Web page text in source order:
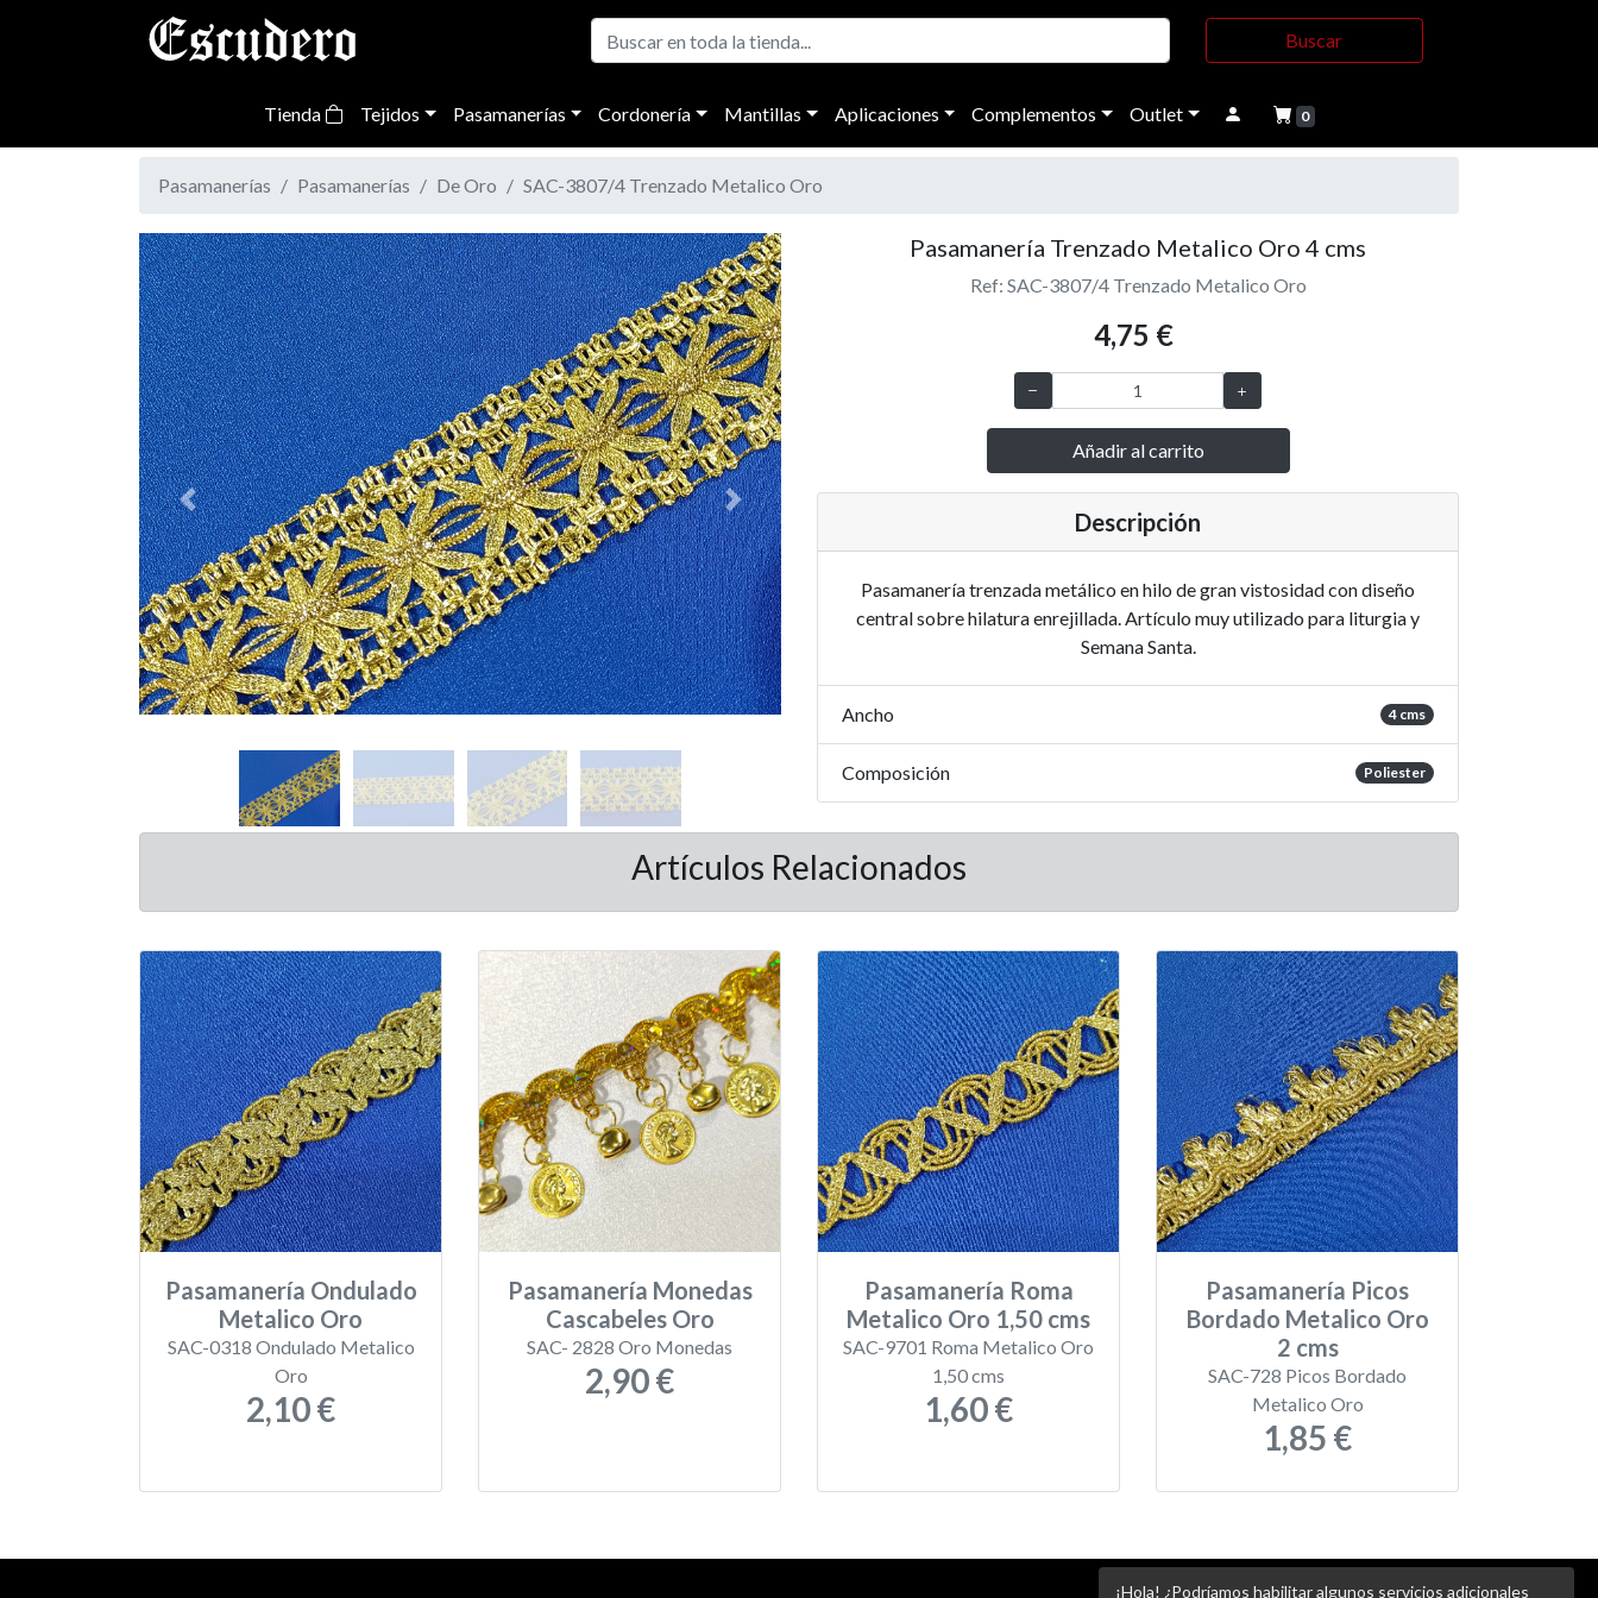
Buscar
Tienda Tejidos Pasamanerías Cordonería Mantillas Aplicaciones Complementos Outlet 0
Pasamanerías Pasamanerías De Oro SAC-3807/4 Trenzado Metalico Oro
Previous Next
Pasamanería Trenzado Metalico Oro 4 cms
Ref: SAC-3807/4 Trenzado Metalico Oro
4,75 €
Añadir al carrito
Descripción
Pasamanería trenzada metálico en hilo de gran vistosidad con diseño
central sobre hilatura enrejillada. Artículo muy utilizado para liturgia y
Semana Santa.
Ancho 4 cms
Composición Poliester
Artículos Relacionados
Pasamanería Ondulado
Metalico Oro
SAC-0318 Ondulado Metalico
Oro
2,10 €
Pasamanería Monedas
Cascabeles Oro
SAC- 2828 Oro Monedas
2,90 €
Pasamanería Roma
Metalico Oro 1,50 cms
SAC-9701 Roma Metalico Oro
1,50 cms
1,60 €
Pasamanería Picos
Bordado Metalico Oro
2 cms
SAC-728 Picos Bordado
Metalico Oro
1,85 €
¡Hola! ¿Podríamos habilitar algunos servicios adicionales